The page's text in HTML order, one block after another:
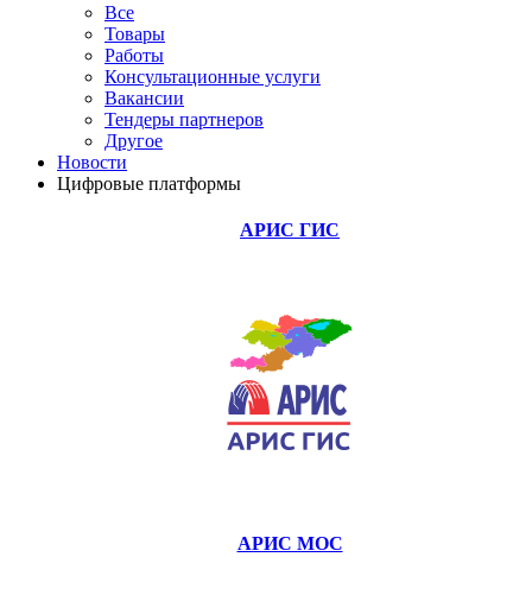
Все
Товары
Работы
Консультационные услуги
Вакансии
Тендеры партнеров
Другое
Новости
Цифровые платформы
АРИС ГИС
АРИС МОС